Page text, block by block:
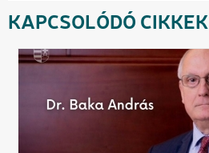
KAPCSOLÓDÓ CIKKEK